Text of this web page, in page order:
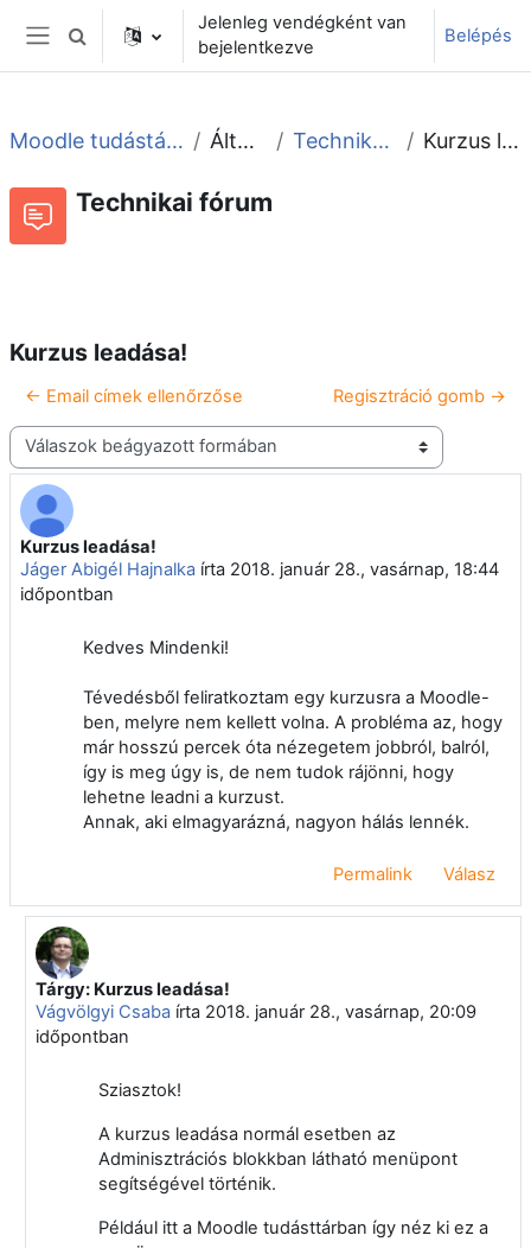
Tovább a fő tartalomhoz
Oldalpanel
Keresési bemeneti adatok váltása
Jelenleg vendégként van
bejelentkezve
Belépés
Moodle tudástár és fórum Általános Technikai fórum Kurzus leadása!
Technikai fórum
Kurzus leadása!
← Email címek ellenőrzőse Regisztráció gomb →
Megjelenítési mód
Kurzus leadása!
Jáger Abigél Hajnalka írta 2018. január 28., vasárnap, 18:44
időpontban
Válaszok szám: 1
Kedves Mindenki!
Tévedésből feliratkoztam egy kurzusra a Moodle-
ben, melyre nem kellett volna. A probléma az, hogy
már hosszú percek óta nézegetem jobbról, balról,
így is meg úgy is, de nem tudok rájönni, hogy
lehetne leadni a kurzust.
Annak, aki elmagyarázná, nagyon hálás lennék.
Permalink Válasz
Válasz erre: Jáger Abigél Hajnalka
Tárgy: Kurzus leadása!
Vágvölgyi Csabaírta 2018. január 28., vasárnap, 20:09
időpontban
Sziasztok!
A kurzus leadása normál esetben az
Adminisztrációs blokkban látható menüpont
segítségével történik.
Például itt a Moodle tudásttárban így néz ki ez a